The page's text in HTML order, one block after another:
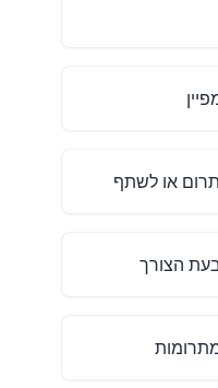
או לשתף
בעת הצורך